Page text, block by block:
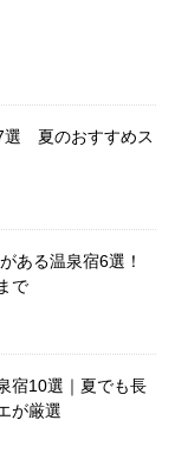
選 夏のおすすめス
ある温泉宿6選！
で
宿10選｜夏でも長
が厳選